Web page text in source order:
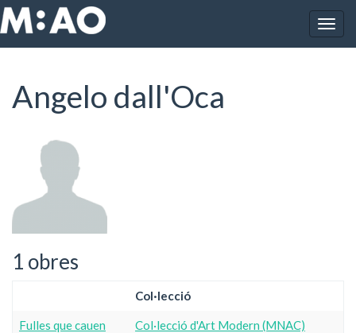
Vés al contingut
Inici Angelo dall'Oca
Angelo dall'Oca
1 obres
Col·lecció
Fulles que cauen Col·lecció d'Art Modern (MNAC)